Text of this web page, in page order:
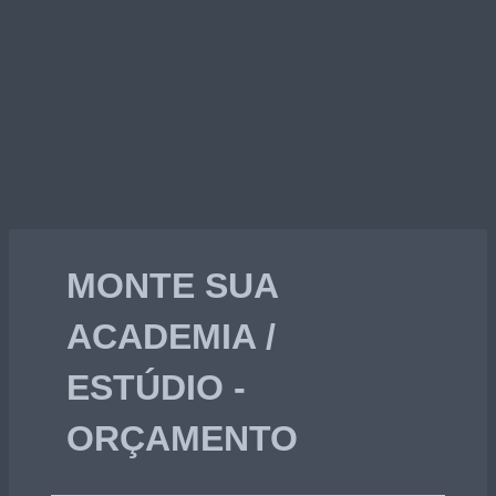
MONTE SUA
ACADEMIA /
ESTÚDIO -
ORÇAMENTO